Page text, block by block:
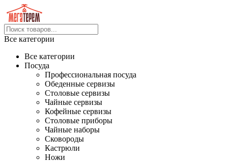
Все категории
Все категории
Посуда
Профессиональная посуда
Обеденные сервизы
Столовые сервизы
Чайные сервизы
Кофейные сервизы
Столовые приборы
Чайные наборы
Сковороды
Кастрюли
Ножи